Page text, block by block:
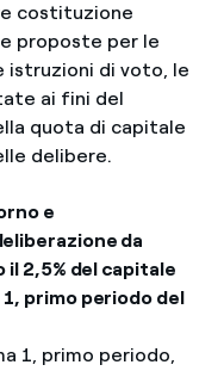
costituzione
proposte per le
istruzioni di voto, le
ai fini del
quota di capitale
delibere.
e
da
2,5% del capitale
1, primo periodo del
1, primo periodo,